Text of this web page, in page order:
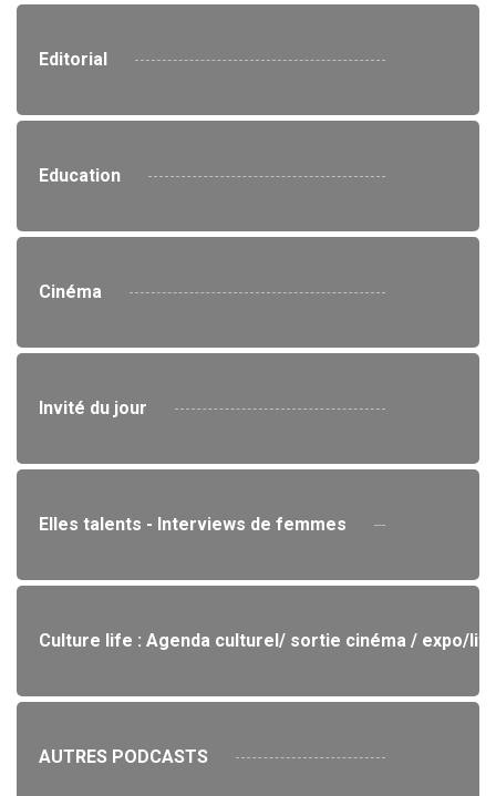
Editorial
Education
Cinéma
Invité du jour
Elles talents - Interviews de femmes
Culture life : Agenda culturel/ sortie cinéma / expo/
AUTRES PODCASTS